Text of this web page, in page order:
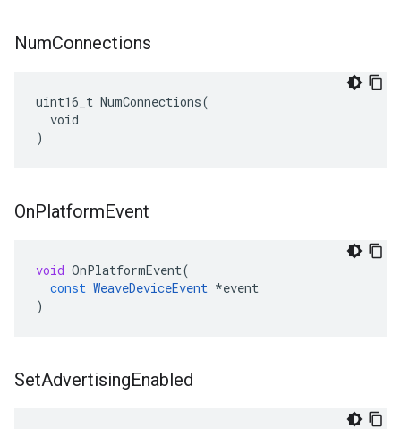
NumConnections
uint16_t NumConnections(
  void
)
OnPlatformEvent
void OnPlatformEvent(
const WeaveDeviceEvent *event
)
SetAdvertisingEnabled